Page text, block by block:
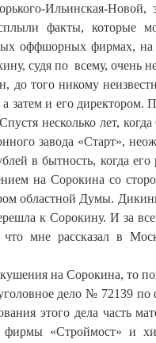
Ильинская-
факты, которые
оффшорных фирмах, на
судя по всему, очень не
того никому
затем и его директором.
несколько лет,
завода «Старт»,
в бытность, когда
на Сорокина со
областной Думы.
к Сорокину. И за
мне рассказал в
на Сорокина, то
дело № 72139
этого дела часть
фирмы «Строймост» и